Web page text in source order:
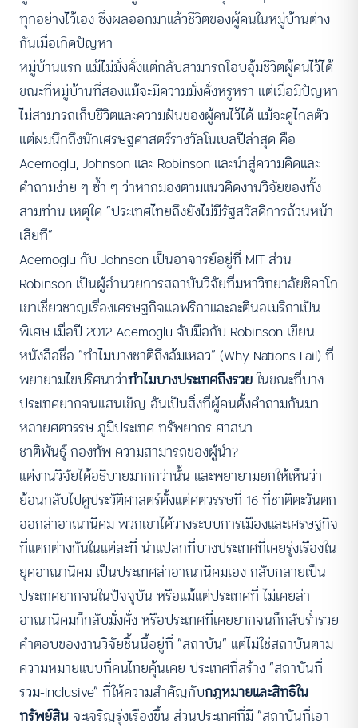
ทุกอย่างไว้เอง ซึ่งผลออกมาแล้วชีวิตของผู้คนในหมู่บ้านต่าง
กันเมื่อเกิดปัญหา
หมู่บ้านแรก แม้ไม่มั่งคั่งแต่กลับสามารถโอบอุ้มชีวิตผู้คนไว้ได้
ขณะที่หมู่บ้านที่สองแม้จะมีความมั่งคั่งหรูหรา แต่เมื่อมีปัญหา
ไม่สามารถเก็บชีวิตและความฝันของผู้คนไว้ได้ แม้จะดูไกลตัว
แต่ผมนึกถึงนักเศรษฐศาสตร์รางวัลโนเบลปีล่าสุด คือ
Acemoglu, Johnson และ Robinson และนำสู่ความคิดและ
คำถามง่าย ๆ ซ้ำ ๆ ว่าหากมองตามแนวคิดงานวิจัยของทั้ง
สามท่าน เหตุใด “ประเทศไทยถึงยังไม่มีรัฐสวัสดิการถ้วนหน้า
เสียที”
Acemoglu กับ Johnson เป็นอาจารย์อยู่ที่ MIT ส่วน
Robinson เป็นผู้อำนวยการสถาบันวิจัยที่มหาวิทยาลัยชิคาโก
เขาเชี่ยวชาญเรื่องเศรษฐกิจแอฟริกาและละตินอเมริกาเป็น
พิเศษ เมื่อปี 2012 Acemoglu จับมือกับ Robinson เขียน
หนังสือชื่อ “ทำไมบางชาติถึงล้มเหลว” (Why Nations Fail) ที่
พยายามไขปริศนาว่าทำไมบางประเทศถึงรวยในขณะที่บาง
ประเทศยากจนแสนเข็ญ อันเป็นสิ่งที่ผู้คนตั้งคำถามกันมา
หลายศตวรรษ ภูมิประเทศ ทรัพยากร ศาสนา
ชาติพันธุ์ กองทัพ ความสามารถของผู้นำ?
แต่งานวิจัยได้อธิบายมากกว่านั้น และพยายามยกให้เห็นว่า
ย้อนกลับไปดูประวัติศาสตร์ตั้งแต่ศตวรรษที่ 16 ที่ชาติตะวันตก
ออกล่าอาณานิคม พวกเขาได้วางระบบการเมืองและเศรษฐกิจ
ที่แตกต่างกันในแต่ละที่ น่าแปลกที่บางประเทศที่เคยรุ่งเรืองใน
ยุคอาณานิคม เป็นประเทศล่าอาณานิคมเอง กลับกลายเป็น
ประเทศยากจนในปัจจุบัน หรือแม้แต่ประเทศที่ ไม่เคยล่า
อาณานิคมก็กลับมั่งคั่ง หรือประเทศที่เคยยากจนก็กลับร่ำรวย
คำตอบของงานวิจัยชิ้นนี้อยู่ที่ “สถาบัน” แต่ไม่ใช่สถาบันตาม
ความหมายแบบที่คนไทยคุ้นเคย ประเทศที่สร้าง “สถาบันที่
รวม-Inclusive” ที่ให้ความสำคัญกับกฎหมายและสิทธิใน
ทรัพย์สิน จะเจริญรุ่งเรืองขึ้น ส่วนประเทศที่มี “สถาบันที่เอา